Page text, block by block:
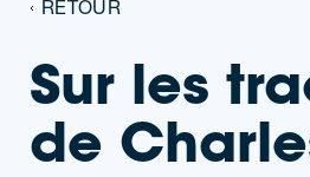
RETOUR
Sur les
de